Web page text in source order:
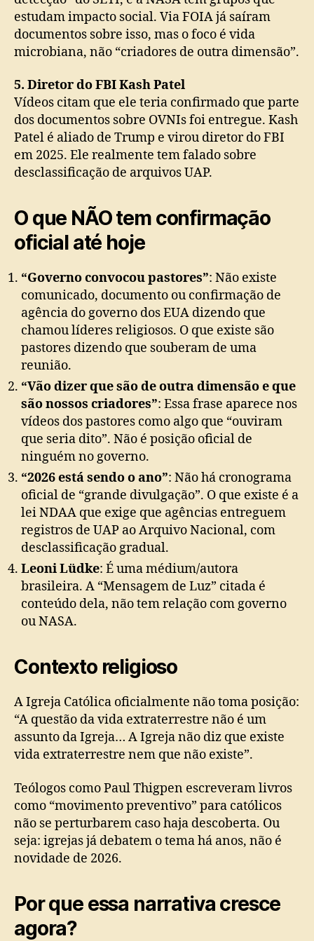
estudam impacto social. Via FOIA já saíram
documentos sobre isso, mas o foco é vida
microbiana, não “criadores de outra dimensão”.
5. Diretor do FBI Kash Patel
Vídeos citam que ele teria confirmado que parte
dos documentos sobre OVNIs foi entregue. Kash
Patel é aliado de Trump e virou diretor do FBI
em 2025. Ele realmente tem falado sobre
desclassificação de arquivos UAP.
O que NÃO tem confirmação
oficial até hoje
“Governo convocou pastores”: Não existe
comunicado, documento ou confirmação de
agência do governo dos EUA dizendo que
chamou líderes religiosos. O que existe são
pastores dizendo que souberam de uma
reunião.
“Vão dizer que são de outra dimensão e que
são nossos criadores”: Essa frase aparece nos
vídeos dos pastores como algo que “ouviram
que seria dito”. Não é posição oficial de
ninguém no governo.
“2026 está sendo o ano”: Não há cronograma
oficial de “grande divulgação”. O que existe é a
lei NDAA que exige que agências entreguem
registros de UAP ao Arquivo Nacional, com
desclassificação gradual.
Leoni Lüdke: É uma médium/autora
brasileira. A “Mensagem de Luz” citada é
conteúdo dela, não tem relação com governo
ou NASA.
Contexto religioso
A Igreja Católica oficialmente não toma posição:
“A questão da vida extraterrestre não é um
assunto da Igreja… A Igreja não diz que existe
vida extraterrestre nem que não existe”.
Teólogos como Paul Thigpen escreveram livros
como “movimento preventivo” para católicos
não se perturbarem caso haja descoberta. Ou
seja: igrejas já debatem o tema há anos, não é
novidade de 2026.
Por que essa narrativa cresce
agora?